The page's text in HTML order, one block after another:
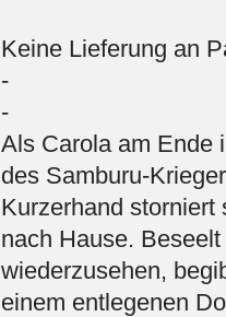
Keine Lieferung an
-
-
Als Carola am Ende
des Samburu-
Kurzerhand
nach Hause.
wiederzusehen,
einem entlegenen